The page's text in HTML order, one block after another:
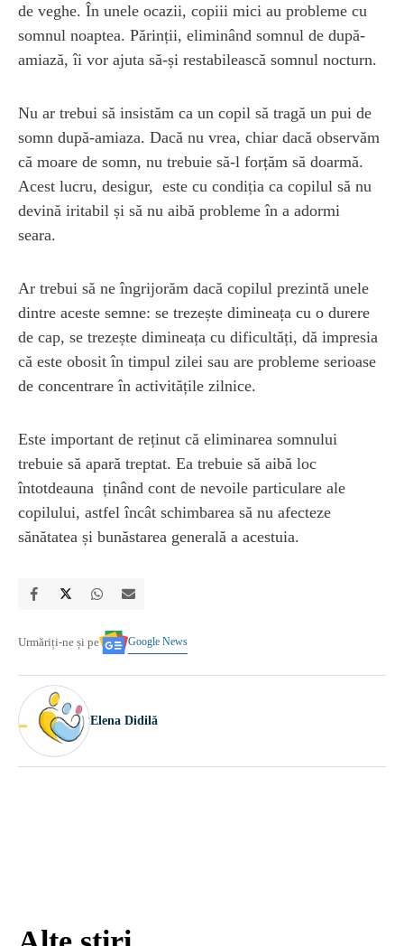
de veghe. În unele ocazii, copiii mici au probleme cu
somnul noaptea. Părinții, eliminând somnul de după-
amiază, îi vor ajuta să-și restabilească somnul nocturn.
Nu ar trebui să insistăm ca un copil să tragă un pui de
somn după-amiaza. Dacă nu vrea, chiar dacă observăm
că moare de somn, nu trebuie să-l forțăm să doarmă.
Acest lucru, desigur, este cu condiția ca copilul să nu
devină iritabil și să nu aibă probleme în a adormi
seara.
Ar trebui să ne îngrijorăm dacă copilul prezintă unele
dintre aceste semne: se trezește dimineața cu o durere
de cap, se trezește dimineața cu dificultăți, dă impresia
că este obosit în timpul zilei sau are probleme serioase
de concentrare în activitățile zilnice.
Este important de reținut că eliminarea somnului
trebuie să apară treptat. Ea trebuie să aibă loc
întotdeauna ținând cont de nevoile particulare ale
copilului, astfel încât schimbarea să nu afecteze
sănătatea și bunăstarea generală a acestuia.
Urmăriți-ne și pe Google News
Elena Didilă